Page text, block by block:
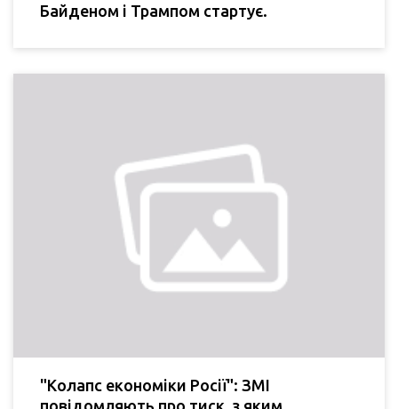
Байденом і Трампом стартує.
"Колапс економіки Росії": ЗМІ